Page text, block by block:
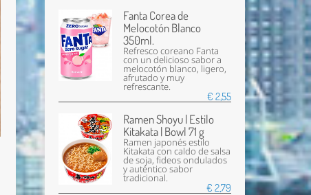
Fanta Corea de
Melocotón Blanco
350ml.
Refresco coreano Fanta
con un delicioso sabor a
melocotón blanco, ligero,
afrutado y muy
refrescante.
€ 2,55
Ramen Shoyu | Estilo
Kitakata | Bowl 71 g
Ramen japonés estilo
Kitakata con caldo de salsa
de soja, fideos ondulados
y auténtico sabor
tradicional.
€ 2,79